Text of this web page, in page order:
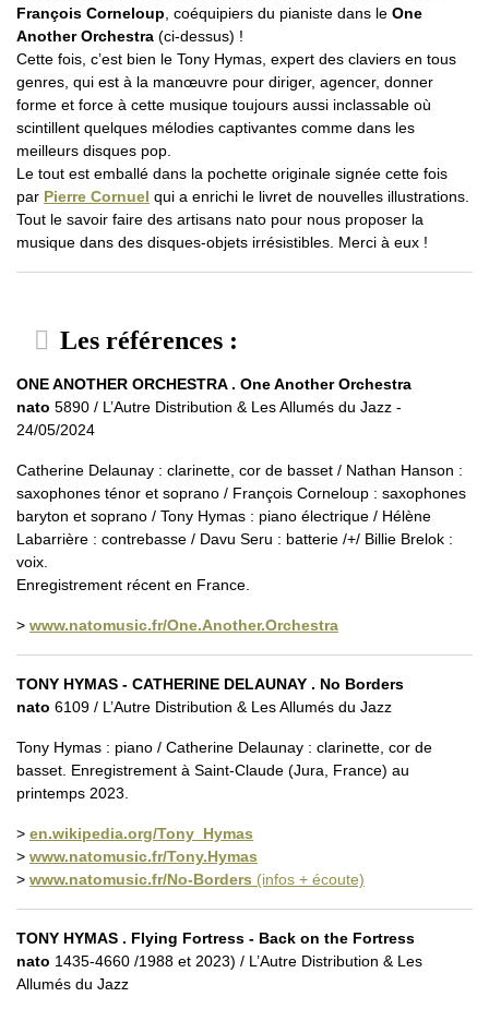
François Corneloup , coéquipiers du pianiste dans le One
Another Orchestra (ci-dessus) !
Cette fois, c’est bien le Tony Hymas, expert des claviers en tous
genres, qui est à la manœuvre pour diriger, agencer, donner
forme et force à cette musique toujours aussi inclassable où
scintillent quelques mélodies captivantes comme dans les
meilleurs disques pop.
Le tout est emballé dans la pochette originale signée cette fois
par Pierre Cornuel qui a enrichi le livret de nouvelles illustrations.
Tout le savoir faire des artisans nato pour nous proposer la
musique dans des disques-objets irrésistibles. Merci à eux !
Les références :
ONE ANOTHER ORCHESTRA . One Another Orchestra
nato 5890 / L’Autre Distribution & Les Allumés du Jazz -
24/05/2024
Catherine Delaunay : clarinette, cor de basset / Nathan Hanson :
saxophones ténor et soprano / François Corneloup : saxophones
baryton et soprano / Tony Hymas : piano électrique / Hélène
Labarrière : contrebasse / Davu Seru : batterie /+/ Billie Brelok :
voix.
Enregistrement récent en France.
> www.natomusic.fr/One.Another.Orchestra
TONY HYMAS - CATHERINE DELAUNAY . No Borders
nato 6109 / L’Autre Distribution & Les Allumés du Jazz
Tony Hymas : piano / Catherine Delaunay : clarinette, cor de
basset. Enregistrement à Saint-Claude (Jura, France) au
printemps 2023.
> en.wikipedia.org/Tony_Hymas
> www.natomusic.fr/Tony.Hymas
> www.natomusic.fr/No-Borders (infos + écoute)
TONY HYMAS . Flying Fortress - Back on the Fortress
nato 1435-4660 /1988 et 2023) / L’Autre Distribution & Les
Allumés du Jazz